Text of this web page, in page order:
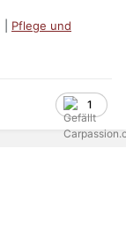
Pflege und
1